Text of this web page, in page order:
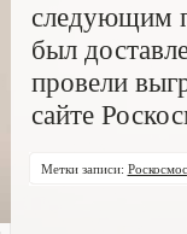
следующим
был
провели
сайте
Метки записи: Роскосмос